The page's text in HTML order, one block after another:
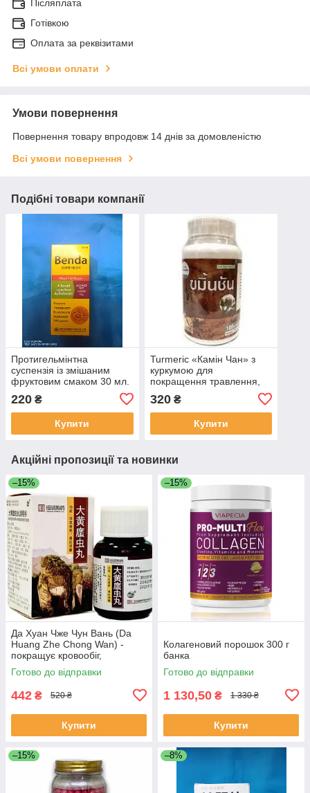
Післяплата
Готівкою
Оплата за реквізитами
Всі умови оплати
Умови повернення
Повернення товару впродовж 14 днів за домовленістю
Всі умови повернення
Подібні товари компанії
Протигельмінтна
суспензія із змішаним
фруктовим смаком 30 мл.
220 ₴
Купити
Turmeric «Камін Чан» з
куркумою для
покращення травлення,
для лікування шлунка та
12-палої кишки 100 капсул
320₴
Купити
Акційні пропозиції та новинки
–15%
Да Хуан Чже Чун Вань (Da
Huang Zhe Chong Wan) -
покращує кровообіг,
протизапальне
Готово до відправки
442 ₴ 520 ₴
Купити
–15%
Колагеновий порошок 300 г
банка
Готово до відправки
1 130,50 ₴ 1 330 ₴
Купити
–15% –8%